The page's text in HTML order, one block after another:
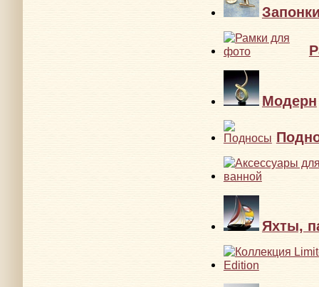
Модерн
Яхты,